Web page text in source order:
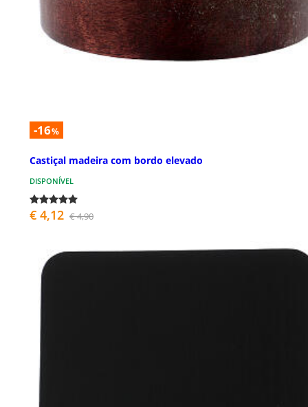
-16%
Castiçal madeira com bordo elevado
DISPONÍVEL
€ 4,12 € 4,90